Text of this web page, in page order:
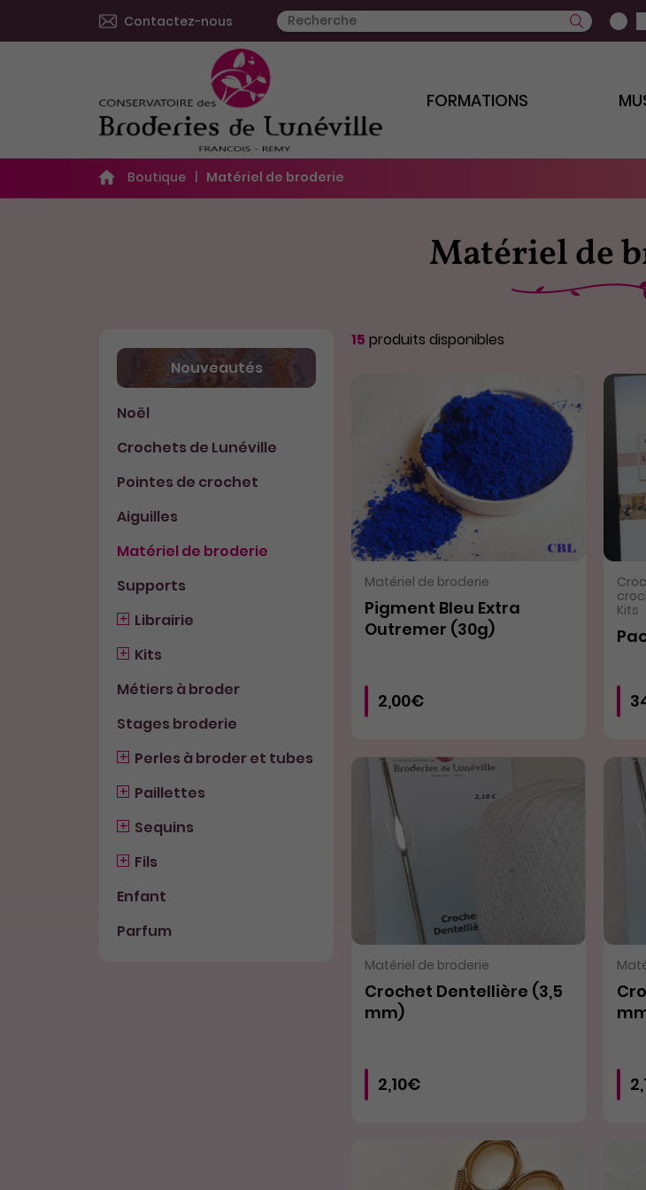
Contactez-nous
FORMATIONS
Boutique Matériel de broderie
Matériel de
15 produits disponibles
VOIR LE PRODUIT
Matériel de broderie
Pigment Bleu Extra
Outremer (30g)
2,00€
Kits
VOIR LE PRODUIT
Matériel de broderie
Crochet Dentellière (3,5
mm)
2,10€
Nouveautés
Noël
Crochets de Lunéville
Pointes de crochet
Aiguilles
Matériel de broderie
Supports
Librairie
Kits
Métiers à broder
Stages broderie
Perles à broder et tubes
Paillettes
Sequins
Fils
Enfant
Parfum